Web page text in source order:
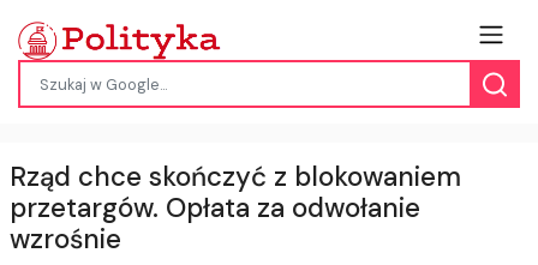
Rząd chce skończyć z blokowaniem
przetargów. Opłata za odwołanie
wzrośnie